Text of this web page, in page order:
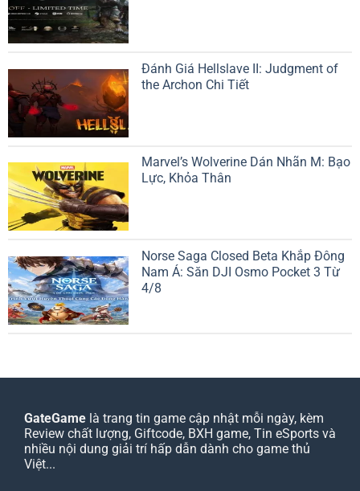
Đánh Giá Hellslave II: Judgment of
the Archon Chi Tiết
Marvel’s Wolverine Dán Nhãn M: Bạo
Lực, Khỏa Thân
Norse Saga Closed Beta Khắp Đông
Nam Á: Săn DJI Osmo Pocket 3 Từ
4/8
GateGame là trang tin game cập nhật mỗi ngày, kèm
Review chất lượng, Giftcode, BXH game, Tin eSports và
nhiều nội dung giải trí hấp dẫn dành cho game thủ
Việt...